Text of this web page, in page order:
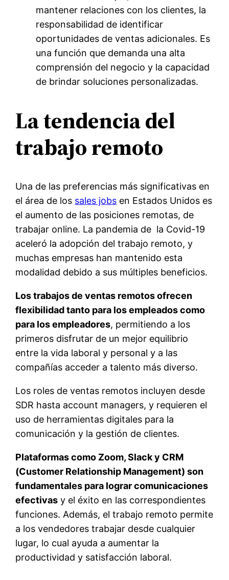
mantener relaciones con los clientes, la
responsabilidad de identificar
oportunidades de ventas adicionales. Es
una función que demanda una alta
comprensión del negocio y la capacidad
de brindar soluciones personalizadas.
La tendencia del
trabajo remoto
Una de las preferencias más significativas en
el área de los sales jobs en Estados Unidos es
el aumento de las posiciones remotas, de
trabajar online. La pandemia de la Covid-19
aceleró la adopción del trabajo remoto, y
muchas empresas han mantenido esta
modalidad debido a sus múltiples beneficios.
Los trabajos de ventas remotos ofrecen
flexibilidad tanto para los empleados como
para los empleadores, permitiendo a los
primeros disfrutar de un mejor equilibrio
entre la vida laboral y personal y a las
compañías acceder a talento más diverso.
Los roles de ventas remotos incluyen desde
SDR hasta account managers, y requieren el
uso de herramientas digitales para la
comunicación y la gestión de clientes.
Plataformas como Zoom, Slack y CRM
(Customer Relationship Management) son
fundamentales para lograr comunicaciones
efectivas y el éxito en las correspondientes
funciones. Además, el trabajo remoto permite
a los vendedores trabajar desde cualquier
lugar, lo cual ayuda a aumentar la
productividad y satisfacción laboral.